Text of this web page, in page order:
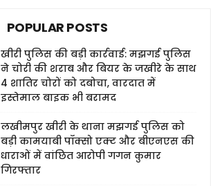
POPULAR POSTS
खीरी पुलिस की बड़ी कार्रवाई: मझगई पुलिस
ने चोरी की शराब और बियर के जखीरे के साथ
4 शातिर चोरों को दबोचा, वारदात में
इस्तेमाल बाइक भी बरामद
लखीमपुर खीरी के थाना मझगई पुलिस को
बड़ी कामयाबी पॉक्सो एक्ट और बीएनएस की
धाराओं में वांछित आरोपी गगन कुमार
गिरफ्तार